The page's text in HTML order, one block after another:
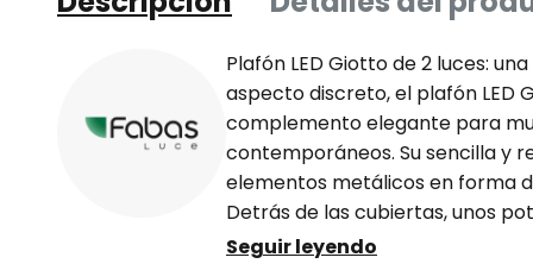
Plafón LED Giotto de 2 luces:
aspecto discreto, el plafón LED
complemento elegante para
contemporáneos. Su sencilla y
elementos metálicos en forma
Detrás de las cubiertas, unos
blanco cálido que se percibe
Seguir leyendo